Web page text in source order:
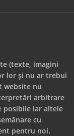
(texte, imagini
lor și nu ar trebui
website nu
arbitrare
posibile iar altele
cu
pentru noi.